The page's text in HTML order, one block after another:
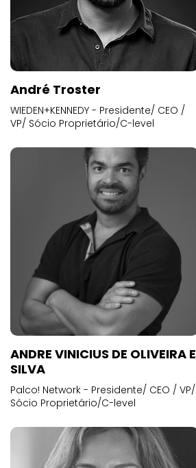
André Troster
WIEDEN+KENNEDY - Presidente/ CEO /
VP/ Sócio Proprietário/C-level
ANDRE VINICIUS DE OLIVEIRA E
SILVA
Palco! Network - Presidente/ CEO / VP/
Sócio Proprietário/C-level